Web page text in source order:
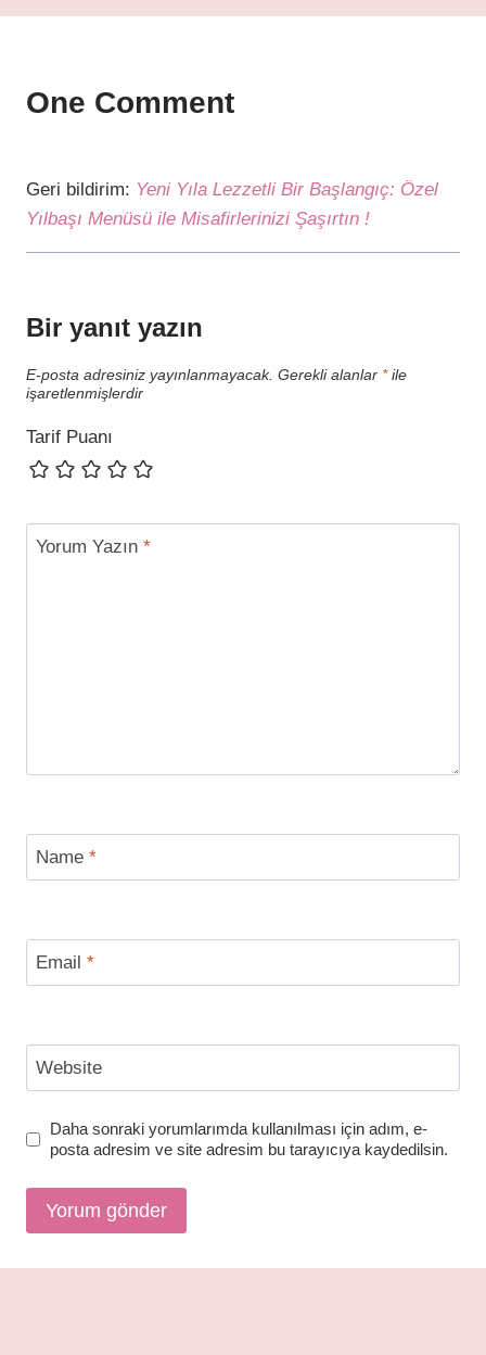
One Comment
Geri bildirim: Yeni Yıla Lezzetli Bir Başlangıç: Özel
Yılbaşı Menüsü ile Misafirlerinizi Şaşırtın !
Bir yanıt yazın
E-posta adresiniz yayınlanmayacak. Gerekli alanlar *ile
işaretlenmişlerdir
Tarif Puanı
Yorum Yazın *
Name *
Email *
Website
Daha sonraki yorumlarımda kullanılması için adım, e-
posta adresim ve site adresim bu tarayıcıya kaydedilsin.